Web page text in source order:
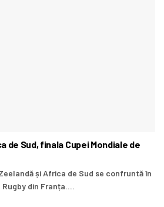
de Sud, finala Cupei Mondiale de
și Africa de Sud se confruntă în
din Franța....